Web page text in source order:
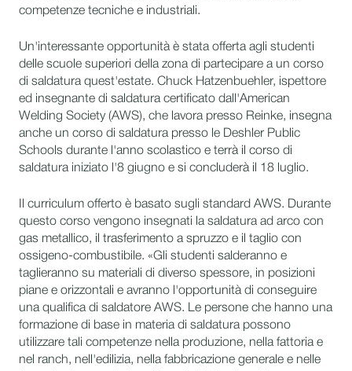
competenze tecniche e industriali.
Un'interessante opportunità è stata offerta agli studenti
delle scuole superiori della zona di partecipare a un corso
di saldatura quest'estate. Chuck Hatzenbuehler, ispettore
ed insegnante di saldatura certificato dall'American
Welding Society (AWS), che lavora presso Reinke, insegna
anche un corso di saldatura presso le Deshler Public
Schools durante l'anno scolastico e terrà il corso di
saldatura iniziato l'8 giugno e si concluderà il 18 luglio.
Il curriculum offerto è basato sugli standard AWS. Durante
questo corso vengono insegnati la saldatura ad arco con
gas metallico, il trasferimento a spruzzo e il taglio con
ossigeno-combustibile. «Gli studenti salderanno e
taglieranno su materiali di diverso spessore, in posizioni
piane e orizzontali e avranno l'opportunità di conseguire
una qualifica di saldatore AWS. Le persone che hanno una
formazione di base in materia di saldatura possono
utilizzare tali competenze nella produzione, nella fattoria e
nel ranch, nell'edilizia, nella fabbricazione generale e nelle